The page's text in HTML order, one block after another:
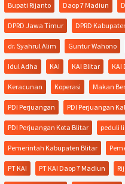
Bupati Rijanto Daop 7 Madiun
DPRD Jawa Timur DPRD
dr. Syahrul Alim Guntur Wahono
Idul Adha KAI KAI Blitar KAI
Keracunan Koperasi Makan
PDI Perjuangan PDI Perjuangan
PDI Perjuangan Kota Blitar peduli
Pemerintah Kabupaten Blitar
PT KAI PT KAI Daop 7 Madiun